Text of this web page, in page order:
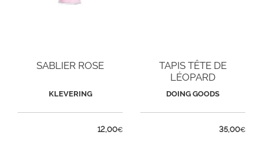
SABLIER ROSE
KLEVERING
12,00€
TAPIS TÊTE DE
LÉOPARD
DOING GOODS
35,00€